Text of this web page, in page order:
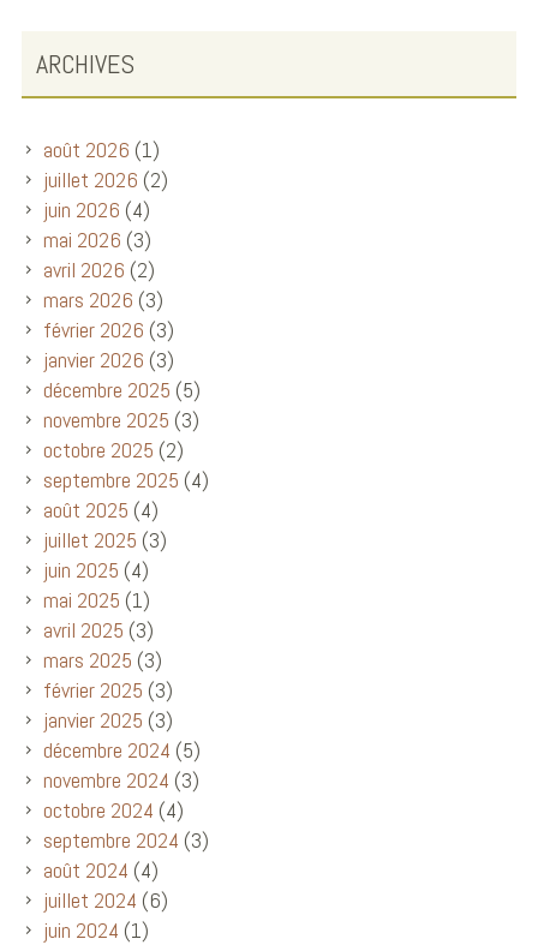
ARCHIVES
août 2026 (1)
juillet 2026 (2)
juin 2026 (4)
mai 2026 (3)
avril 2026 (2)
mars 2026 (3)
février 2026 (3)
janvier 2026 (3)
décembre 2025 (5)
novembre 2025 (3)
octobre 2025 (2)
septembre 2025 (4)
août 2025 (4)
juillet 2025 (3)
juin 2025 (4)
mai 2025 (1)
avril 2025 (3)
mars 2025 (3)
février 2025 (3)
janvier 2025 (3)
décembre 2024 (5)
novembre 2024 (3)
octobre 2024 (4)
septembre 2024 (3)
août 2024 (4)
juillet 2024 (6)
juin 2024 (1)